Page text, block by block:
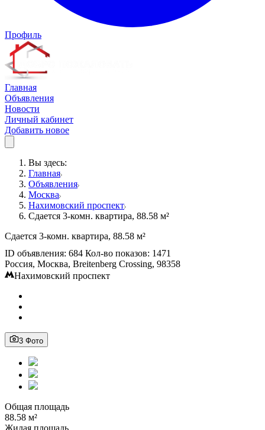
Профиль
Главная
Объявления
Новости
Личный кабинет
Добавить новое
Вы здесь:
Главная
Объявления
Москва
Нахимовский проспект
Сдается 3-комн. квартира, 88.58 м²
Сдается 3-комн. квартира, 88.58 м²
ID объявления: 684 Кол-во показов: 1471
Россия, Москва, Breitenberg Crossing, 98358
Нахимовский проспект
3 Фото
Общая площадь
88.58 м²
Жилая площадь